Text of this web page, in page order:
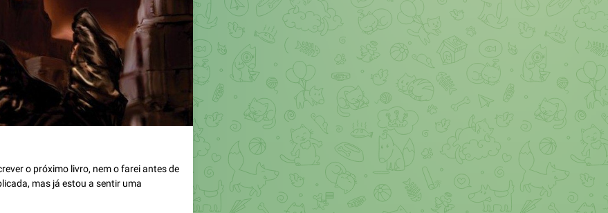
o próximo livro, nem o farei antes de
mas já estou a sentir uma